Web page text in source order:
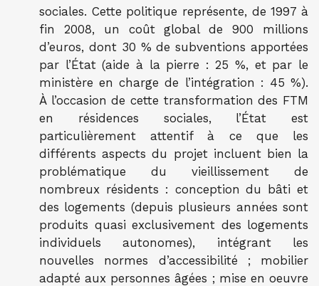
sociales. Cette politique représente, de 1997 à
fin 2008, un coût global de 900 millions
d’euros, dont 30 % de subventions apportées
par l’État (aide à la pierre : 25 %, et par le
ministère en charge de l’intégration : 45 %).
À l’occasion de cette transformation des FTM
en résidences sociales, l’État est
particulièrement attentif à ce que les
différents aspects du projet incluent bien la
problématique du vieillissement de
nombreux résidents : conception du bâti et
des logements (depuis plusieurs années sont
produits quasi exclusivement des logements
individuels autonomes), intégrant les
nouvelles normes d’accessibilité ; mobilier
adapté aux personnes âgées ; mise en oeuvre